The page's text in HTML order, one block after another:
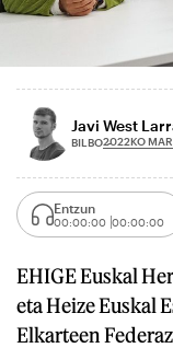
Javi West
BILBO2022KO
Entzun
00:00:00 00:00:00
EHIGE Euskal
eta Heize Euskal
Elkarteen